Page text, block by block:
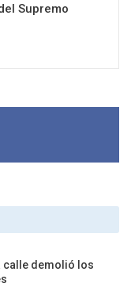
Supremo
calle demolió los